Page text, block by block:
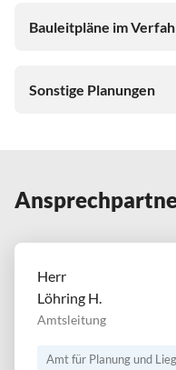
Bauleitpläne im
Sonstige Planungen
Herr
Löhring H.
Amtsleitung
Amt für Planung und